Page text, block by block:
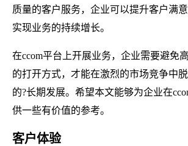
质量的客户服务，企业可以提升客户满
实现业务的持续增长。
在ccom平台上开展业务，企业需要避免
的打开方式，才能在激烈的市场竞争中
的?长期发展。希望本文能够为企业在
供一些有价值的参考。
客户体验